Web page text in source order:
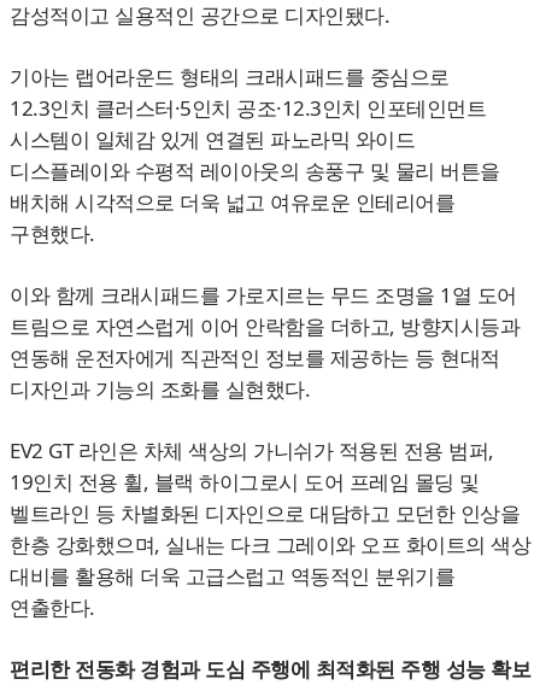
감성적이고 실용적인 공간으로 디자인됐다.
기아는 랩어라운드 형태의 크래시패드를 중심으로
12.3인치 클러스터·5인치 공조·12.3인치 인포테인먼트
시스템이 일체감 있게 연결된 파노라믹 와이드
디스플레이와 수평적 레이아웃의 송풍구 및 물리 버튼을
배치해 시각적으로 더욱 넓고 여유로운 인테리어를
구현했다.
이와 함께 크래시패드를 가로지르는 무드 조명을 1열 도어
트림으로 자연스럽게 이어 안락함을 더하고, 방향지시등과
연동해 운전자에게 직관적인 정보를 제공하는 등 현대적
디자인과 기능의 조화를 실현했다.
EV2 GT 라인은 차체 색상의 가니쉬가 적용된 전용 범퍼,
19인치 전용 휠, 블랙 하이그로시 도어 프레임 몰딩 및
벨트라인 등 차별화된 디자인으로 대담하고 모던한 인상을
한층 강화했으며, 실내는 다크 그레이와 오프 화이트의 색상
대비를 활용해 더욱 고급스럽고 역동적인 분위기를
연출한다.
편리한 전동화 경험과 도심 주행에 최적화된 주행 성능 확보